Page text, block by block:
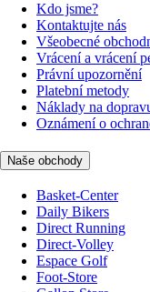
Kdo jsme?
Kontaktujte nás
Všeobecné
Vrácení a vrácení
Právní upozornění
Platební metody
Náklady na
Oznámení o
Naše obchody
Basket-Center
Daily Bikers
Direct Running
Direct-Volley
Espace Golf
Foot-Store